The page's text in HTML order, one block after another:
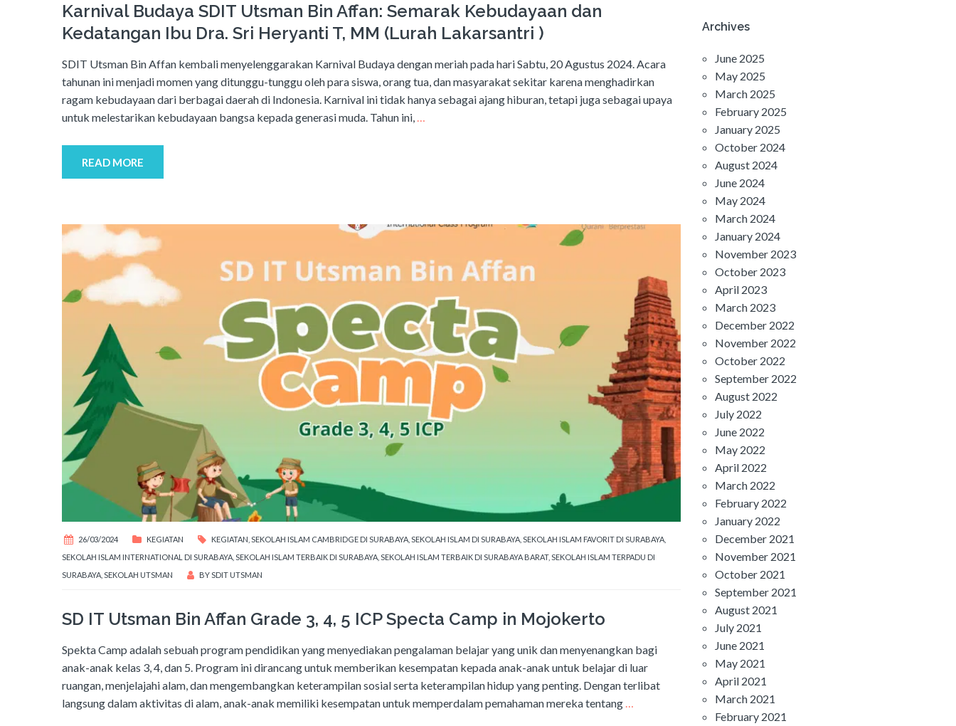
Karnival Budaya SDIT Utsman Bin Affan: Semarak Kebudayaan dan
Kedatangan Ibu Dra. Sri Heryanti T, MM (Lurah Lakarsantri )
SDIT Utsman Bin Affan kembali menyelenggarakan Karnival Budaya dengan meriah pada hari Sabtu, 20 Agustus 2024. Acara
tahunan ini menjadi momen yang ditunggu-tunggu oleh para siswa, orang tua, dan masyarakat sekitar karena menghadirkan
ragam kebudayaan dari berbagai daerah di Indonesia. Karnival ini tidak hanya sebagai ajang hiburan, tetapi juga sebagai upaya
untuk melestarikan kebudayaan bangsa kepada generasi muda. Tahun ini, …
READ MORE
26/03/2024 KEGIATAN KEGIATAN SEKOLAH ISLAM CAMBRIDGE DI SURABAYA SEKOLAH ISLAM DI SURABAYA SEKOLAH ISLAM FAVORIT DI SURABAYA
SEKOLAH ISLAM INTERNATIONAL DI SURABAYA SEKOLAH ISLAM TERBAIK DI SURABAYA SEKOLAH ISLAM TERBAIK DI SURABAYA BARAT, SEKOLAH ISLAM TERPADU DI
SURABAYA SEKOLAH UTSMAN BYSDIT UTSMAN
SD IT Utsman Bin Affan Grade 3, 4, 5 ICP Specta Camp in Mojokerto
Spekta Camp adalah sebuah program pendidikan yang menyediakan pengalaman belajar yang unik dan menyenangkan bagi
anak-anak kelas 3, 4, dan 5. Program ini dirancang untuk memberikan kesempatan kepada anak-anak untuk belajar di luar
ruangan, menjelajahi alam, dan mengembangkan keterampilan sosial serta keterampilan hidup yang penting. Dengan terlibat
langsung dalam aktivitas di alam, anak-anak memiliki kesempatan untuk memperdalam pemahaman mereka tentang …
Archives
June 2025
May 2025
March 2025
February 2025
January 2025
October 2024
August 2024
June 2024
May 2024
March 2024
January 2024
November 2023
October 2023
April 2023
March 2023
December 2022
November 2022
October 2022
September 2022
August 2022
July 2022
June 2022
May 2022
April 2022
March 2022
February 2022
January 2022
December 2021
November 2021
October 2021
September 2021
August 2021
July 2021
June 2021
May 2021
April 2021
March 2021
February 2021